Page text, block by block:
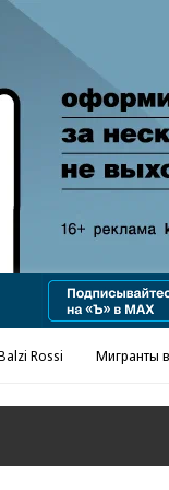
ad
Rossi Мигранты